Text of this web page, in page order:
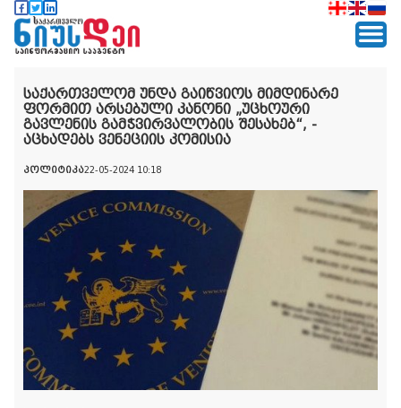
საქართველომ უნდა გაიწვიოს მიმდინარე
ფორმით არსებული კანონი „უცხოური
გავლენის გამჭვირვალობის შესახებ“, -
აცხადებს ვენეციის კომისია
პოლიტიკა22-05-2024 10:18